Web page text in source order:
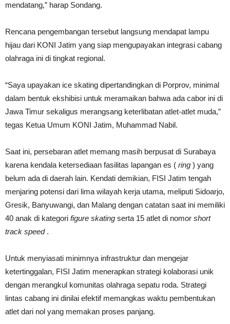
mendatang,” harap Sondang.
Rencana pengembangan tersebut langsung mendapat lampu
hijau dari KONI Jatim yang siap mengupayakan integrasi cabang
olahraga ini di tingkat regional.
“Saya upayakan ice skating dipertandingkan di Porprov, minimal
dalam bentuk ekshibisi untuk meramaikan bahwa ada cabor ini di
Jawa Timur sekaligus merangsang keterlibatan atlet-atlet muda,”
tegas Ketua Umum KONI Jatim, Muhammad Nabil.
Saat ini, persebaran atlet memang masih berpusat di Surabaya
karena kendala ketersediaan fasilitas lapangan es ( ring ) yang
belum ada di daerah lain. Kendati demikian, FISI Jatim tengah
menjaring potensi dari lima wilayah kerja utama, meliputi Sidoarjo,
Gresik, Banyuwangi, dan Malang dengan catatan saat ini memiliki
40 anak di kategori figure skating serta 15 atlet di nomor short
track speed.
Untuk menyiasati minimnya infrastruktur dan mengejar
ketertinggalan, FISI Jatim menerapkan strategi kolaborasi unik
dengan merangkul komunitas olahraga sepatu roda. Strategi
lintas cabang ini dinilai efektif memangkas waktu pembentukan
atlet dari nol yang memakan proses panjang.